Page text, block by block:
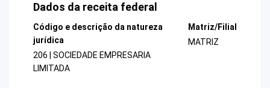
Dados da receita federal
Código e descrição da natureza
jurídica
206 | SOCIEDADE EMPRESARIA
LIMITADA
Matriz/Filial
MATRIZ